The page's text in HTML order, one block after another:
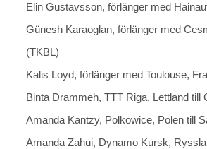
Elin Gustavsson, förlänger med
Günesh Karaoglan, förlänger med
(TKBL)
Kalis Loyd, förlänger med Toulouse,
Binta Drammeh, TTT Riga, Lettland till
Amanda Kantzy, Polkowice, Polen till
Amanda Zahui, Dynamo Kursk,